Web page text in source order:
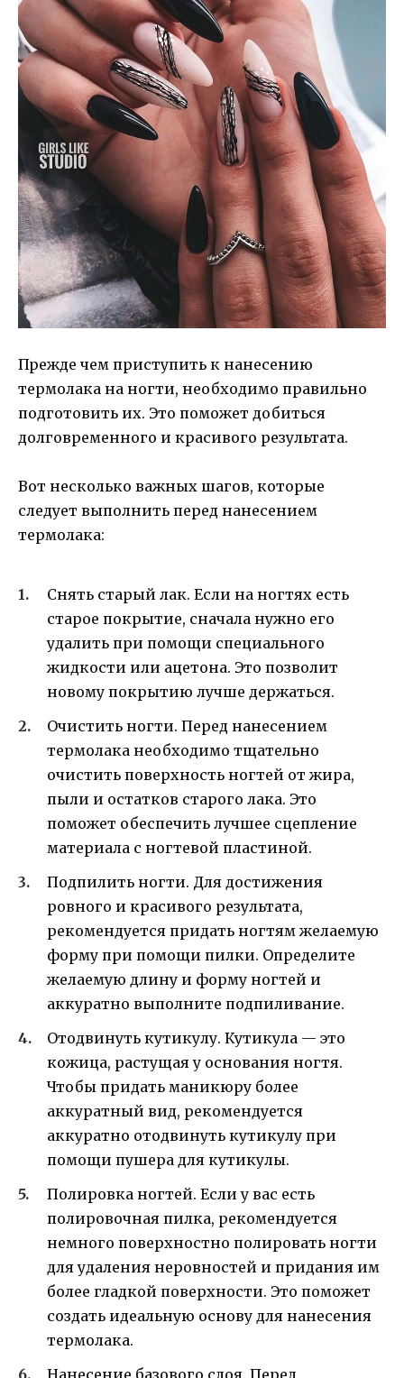
Прежде чем приступить к нанесению
термолака на ногти, необходимо правильно
подготовить их. Это поможет добиться
долговременного и красивого результата.
Вот несколько важных шагов, которые
следует выполнить перед нанесением
термолака:
Снять старый лак. Если на ногтях есть
старое покрытие, сначала нужно его
удалить при помощи специального
жидкости или ацетона. Это позволит
новому покрытию лучше держаться.
Очистить ногти. Перед нанесением
термолака необходимо тщательно
очистить поверхность ногтей от жира,
пыли и остатков старого лака. Это
поможет обеспечить лучшее сцепление
материала с ногтевой пластиной.
Подпилить ногти. Для достижения
ровного и красивого результата,
рекомендуется придать ногтям желаемую
форму при помощи пилки. Определите
желаемую длину и форму ногтей и
аккуратно выполните подпиливание.
Отодвинуть кутикулу. Кутикула — это
кожица, растущая у основания ногтя.
Чтобы придать маникюру более
аккуратный вид, рекомендуется
аккуратно отодвинуть кутикулу при
помощи пушера для кутикулы.
Полировка ногтей. Если у вас есть
полировочная пилка, рекомендуется
немного поверхностно полировать ногти
для удаления неровностей и придания им
более гладкой поверхности. Это поможет
создать идеальную основу для нанесения
термолака.